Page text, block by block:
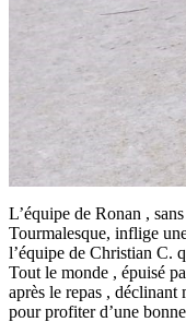
L’équipe de Ronan ,
Tourmalesque, inflige
l’équipe de Christian C.
Tout le monde , épuisé
après le repas ,
pour profiter d’une